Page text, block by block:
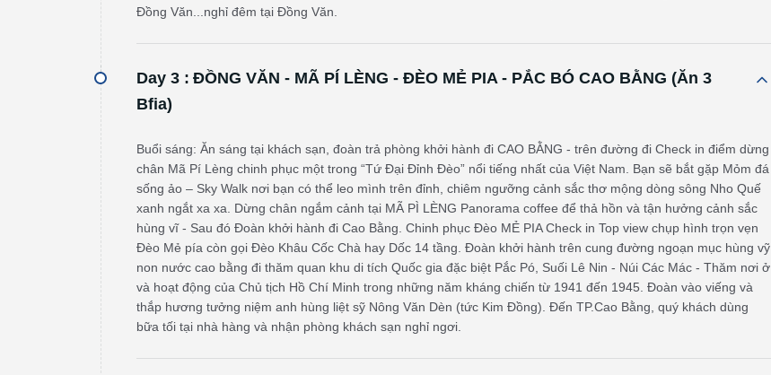
Đồng Văn...nghỉ đêm tại Đồng Văn.
Day 3 : ĐỒNG VĂN - MÃ PÍ LÈNG - ĐÈO MẺ PIA - PẮC BÓ CAO BẰNG (Ăn 3
Bfia)
Buổi sáng: Ăn sáng tại khách sạn, đoàn trả phòng khởi hành đi CAO BẰNG - trên đường đi Check in điểm dừng
chân Mã Pí Lèng chinh phục một trong “Tứ Đại Đỉnh Đèo” nổi tiếng nhất của Việt Nam. Bạn sẽ bắt gặp Mỏm đá
sống ảo – Sky Walk nơi bạn có thể leo mình trên đỉnh, chiêm ngưỡng cảnh sắc thơ mộng dòng sông Nho Quế
xanh ngắt xa xa. Dừng chân ngắm cảnh tại MÃ PÌ LÈNG Panorama coffee để thả hồn và tận hưởng cảnh sắc
hùng vĩ - Sau đó Đoàn khởi hành đi Cao Bằng. Chinh phục Đèo MẺ PIA Check in Top view chụp hình trọn vẹn
Đèo Mẻ pía còn gọi Đèo Khâu Cốc Chà hay Dốc 14 tầng. Đoàn khởi hành trên cung đường ngoạn mục hùng vỹ
non nước cao bằng đi thăm quan khu di tích Quốc gia đặc biệt Pắc Pó, Suối Lê Nin - Núi Các Mác - Thăm nơi ở
và hoạt động của Chủ tịch Hồ Chí Minh trong những năm kháng chiến từ 1941 đến 1945. Đoàn vào viếng và
thắp hương tưởng niệm anh hùng liệt sỹ Nông Văn Dèn (tức Kim Đồng). Đến TP.Cao Bằng, quý khách dùng
bữa tối tại nhà hàng và nhận phòng khách sạn nghỉ ngơi.